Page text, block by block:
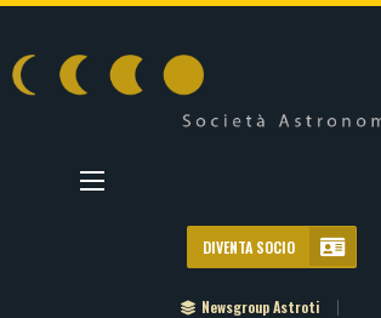
DIVENTA SOCIO
Newsgroup Astroti